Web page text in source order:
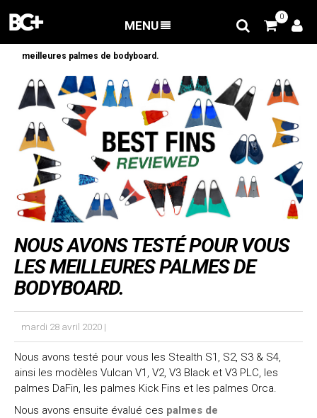
MENU
0
meilleures palmes de bodyboard.
NOUS AVONS TESTÉ POUR VOUS
LES MEILLEURES PALMES DE
BODYBOARD.
mardi 28 avril 2020 |
Nous avons testé pour vous les Stealth S1, S2, S3 & S4,
ainsi les modèles Vulcan V1, V2, V3 Black et V3 PLC, les
palmes DaFin, les palmes Kick Fins et les palmes Orca.
Nous avons ensuite évalué ces palmes de